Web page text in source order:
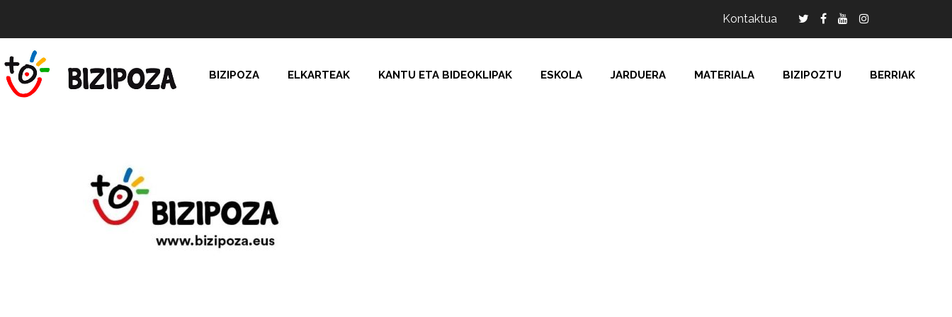
Kontaktua
BIZIPOZA ELKARTEAK KANTU ETA BIDEOKLIPAK ESKOLA JARDUERA MATERIALA BIZIPOZTU BERRIAK